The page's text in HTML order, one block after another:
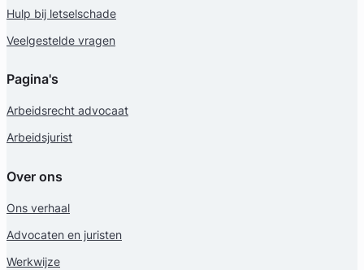
Hulp bij letselschade
Veelgestelde vragen
Pagina's
Arbeidsrecht advocaat
Arbeidsjurist
Over ons
Ons verhaal
Advocaten en juristen
Werkwijze